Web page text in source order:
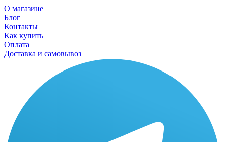
О магазине
Блог
Контакты
Как купить
Оплата
Доставка и самовывоз